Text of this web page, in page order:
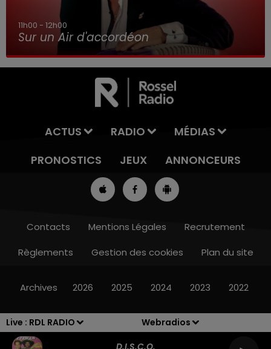
Live : RDL RADIO
Webradios
D.i.s.c.o.
8h00 - 10h00
11h00 - 12h00
Sur un Air d'accordéon
ACTUS RADIO
MÉDIAS
PRONOSTICS
JEUX ANNONCEURS
Contacts Mentions Légales
Recrutement
Règlements
Gestion des cookies Plan du site
Archives 2026 2025 2024 2023 2022